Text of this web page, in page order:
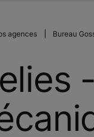
agences Bureau